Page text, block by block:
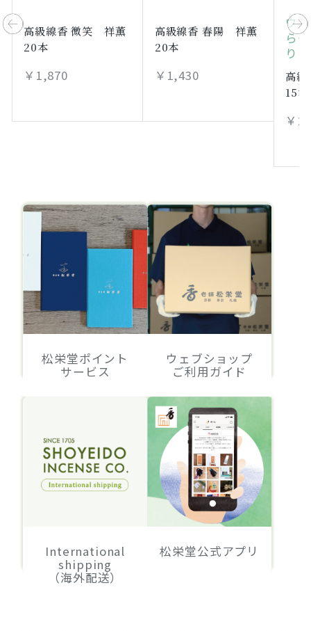
高級線香 微笑 祥薫
20本
￥1,870
高級線香 春陽 祥薫
20本
￥1,430
ウ
ら
り
高
15本
￥
松栄堂ポイント
サービス
ウェブショップ
ご利用ガイド
International
shipping
（海外配送）
松栄堂公式アプリ